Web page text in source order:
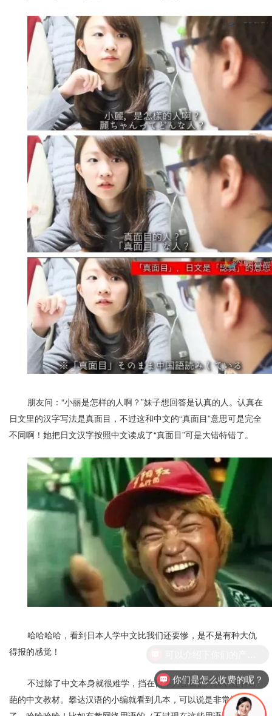
朋友问：“小丽是怎样的人啊？”妹子想回答是认真的人。认真在
日文里的汉字写法是真面目，不过这和中文的“真面目”意思可是完全
不同啊！她把日文汉字按照中文读成了“真面目”可是大错特错了。
哈哈哈哈，看到日本人学中文比我们还要惨，是不是有种大仇
得报的感觉！
不过除了中文本身就很难学，挡在日本人面前的绊脚石还有奇
葩的中文教材。 攀达汉语的小编就看到几本，可以说是非常搞笑
你们是怎么收费的呢？